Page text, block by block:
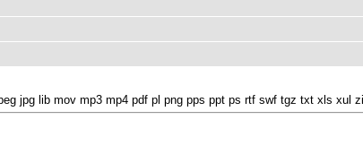
jpg lib mov mp3 mp4 pdf pl png pps ppt ps rtf swf tgz txt xls xul